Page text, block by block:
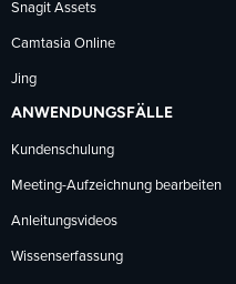
Snagit Assets
Camtasia Online
Jing
ANWENDUNGSFÄLLE
Kundenschulung
Meeting-Aufzeichnung bearbeiten
Anleitungsvideos
Wissenserfassung